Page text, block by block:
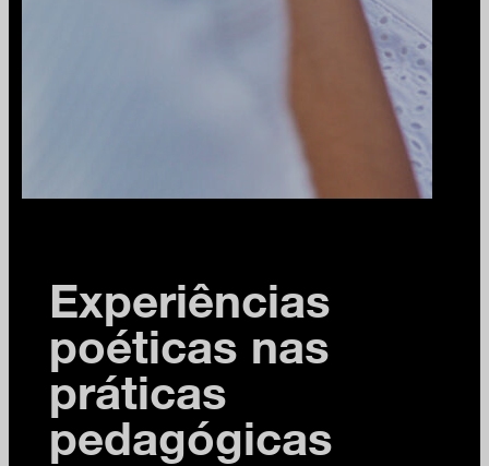
Experiências
poéticas nas
práticas
pedagógicas